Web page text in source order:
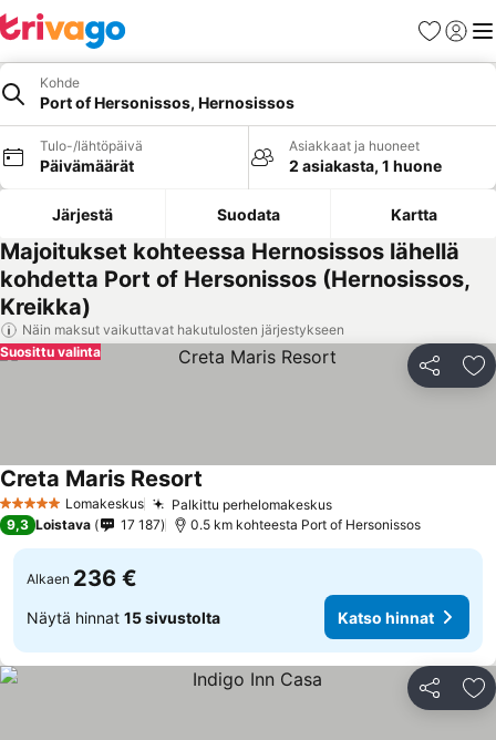
Suosikit
Kohde
Port of Hersonissos, Hernosissos
Tulo-/lähtöpäivä
Päivämäärät
Asiakkaat ja huoneet
2 asiakasta, 1 huone
Järjestä Suodata Kartta
Majoitukset kohteessa Hernosissos lähellä
kohdetta Port of Hersonissos (Hernosissos,
Kreikka)
Näin maksut vaikuttavat hakutulosten järjestykseen
Jaa
Suosittu valinta
5 TähtiluokitusLomakeskus Palkittu perhelomakeskus
Creta Maris Resort
9,3 Loistava 17 187 0.5 km kohteesta Port of Hersonissos
Alkaen 236 €
Näytä hinnat 15 sivustolta Katso hinnat
Jaa